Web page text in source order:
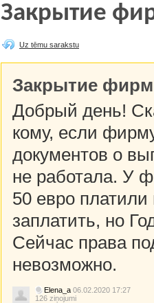
Закрытие
Uz tēmu sarakstu
Закрытие
Добрый день!
кому, если
документов о
не работала. У
50 евро платили
заплатить, но
Сейчас права
невозможно.
Elena_a 06.02.2020 17:27
126 ziņojumi